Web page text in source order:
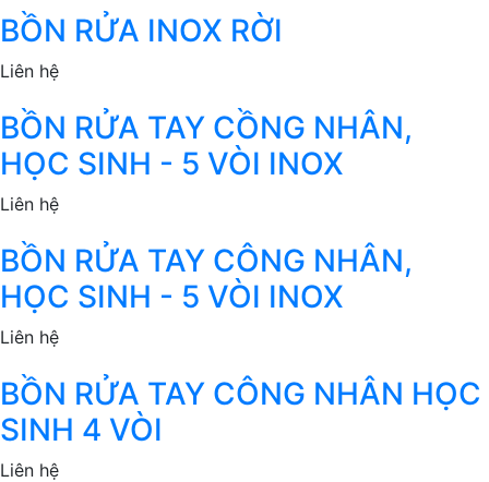
BỒN RỬA INOX RỜI
Liên hệ
BỒN RỬA TAY CỒNG NHÂN,
HỌC SINH - 5 VÒI INOX
Liên hệ
BỒN RỬA TAY CÔNG NHÂN,
HỌC SINH - 5 VÒI INOX
Liên hệ
BỒN RỬA TAY CÔNG NHÂN HỌC
SINH 4 VÒI
Liên hệ